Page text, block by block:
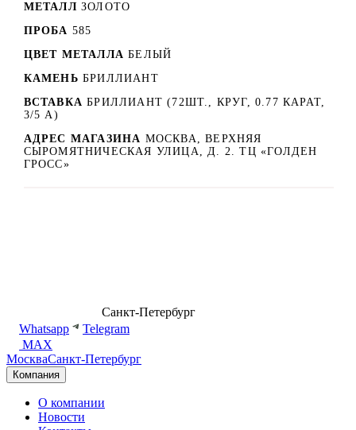
МЕТАЛЛ ЗОЛОТО
ПРОБА 585
ЦВЕТ МЕТАЛЛА БЕЛЫЙ
КАМЕНЬ БРИЛЛИАНТ
ВСТАВКА БРИЛЛИАНТ (72ШТ., КРУГ, 0.77 КАРАТ,
3/5 А)
АДРЕС МАГАЗИНА МОСКВА, ВЕРХНЯЯ
СЫРОМЯТНИЧЕСКАЯ УЛИЦА, Д. 2. ТЦ «ГОЛДЕН
ГРОСС»
Санкт-Петербург
Whatsapp
Telegram
MAX
МоскваСанкт-Петербург
Компания
О компании
Новости